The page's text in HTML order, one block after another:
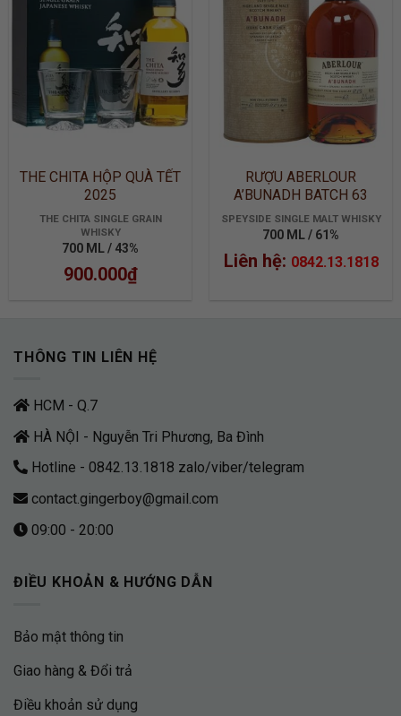
WISHLIST
THE CHITA HỘP QUÀ TẾT
2025
THE CHITA SINGLE GRAIN
WHISKY
700 ML / 43%
900.000₫
WISHLIST
RƯỢU ABERLOUR
A’BUNADH BATCH 63
SPEYSIDE SINGLE MALT WHISKY
700 ML / 61%
Liên hệ: 0842.13.1818
THÔNG TIN LIÊN HỆ
HCM - Q.7
HÀ NỘI - Nguyễn Tri Phương, Ba Đình
Hotline - 0842.13.1818 zalo/viber/telegram
contact.gingerboy@gmail.com
09:00 - 20:00
ĐIỀU KHOẢN & HƯỚNG DẪN
Bảo mật thông tin
Giao hàng & Đổi trả
Điều khoản sử dụng